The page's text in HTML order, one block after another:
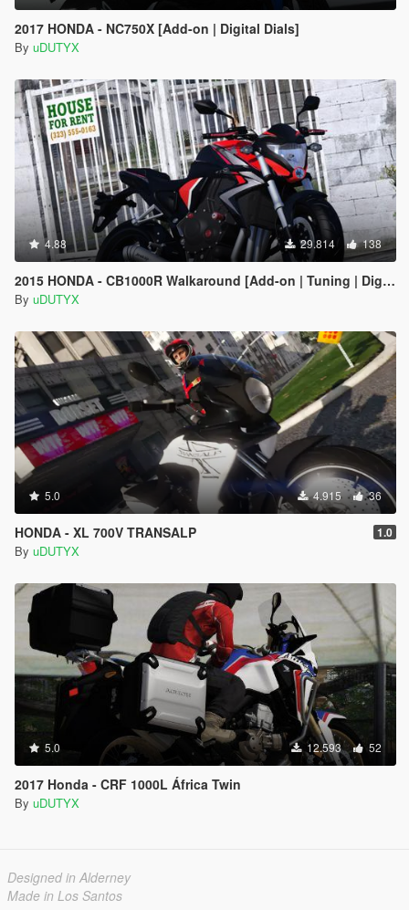
2017 HONDA - NC750X [Add-on | Digital Dials]
By uDUTYX
4.88 29.814 138
2015 HONDA - CB1000R Walkaround [Add-on | Tuning | Digital Dials]
By uDUTYX
5.0 4.915 36
HONDA - XL 700V TRANSALP 1.0
By uDUTYX
5.0 12.593 52
2017 Honda - CRF 1000L África Twin
By uDUTYX
Designed in Alderney
Made in Los Santos